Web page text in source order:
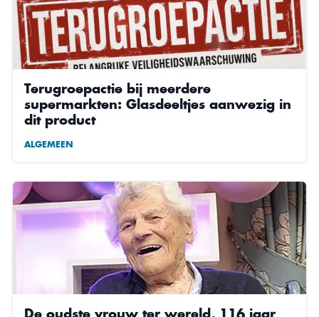
Terugroepactie bij meerdere
supermarkten: Glasdeeltjes aanwezig in
dit product
ALGEMEEN
De oudste vrouw ter wereld, 116 jaar